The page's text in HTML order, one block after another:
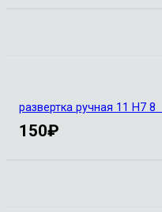
развертка ручная 11 Н7
150₽